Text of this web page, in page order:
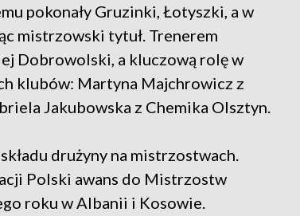
pokonały Gruzinki, Łotyszki, a w
mistrzowski tytuł. Trenerem
Dobrowolski, a kluczową rolę w
klubów: Martyna Majchrowicz z
Jakubowska z Chemika Olsztyn.
drużyny na mistrzostwach.
Polski awans do Mistrzostw
roku w Albanii i Kosowie.